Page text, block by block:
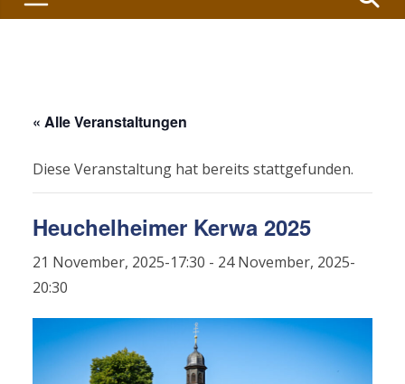
« Alle Veranstaltungen
Diese Veranstaltung hat bereits stattgefunden.
Heuchelheimer Kerwa 2025
21 November, 2025-17:30 - 24 November, 2025-
20:30